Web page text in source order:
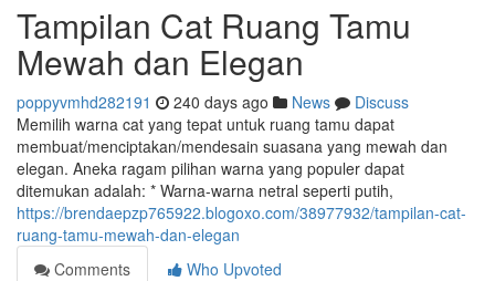
Tampilan Cat Ruang Tamu
Mewah dan Elegan
poppyvmhd282191 240 days ago News
Discuss
Memilih warna cat yang tepat untuk ruang tamu dapat
membuat/menciptakan/mendesain suasana yang mewah dan
elegan. Aneka ragam pilihan warna yang populer dapat
ditemukan adalah: * Warna-warna netral seperti putih,
https://brendaepzp765922.blogoxo.com/38977932/tampilan-cat-
ruang-tamu-mewah-dan-elegan
Comments
Who Upvoted